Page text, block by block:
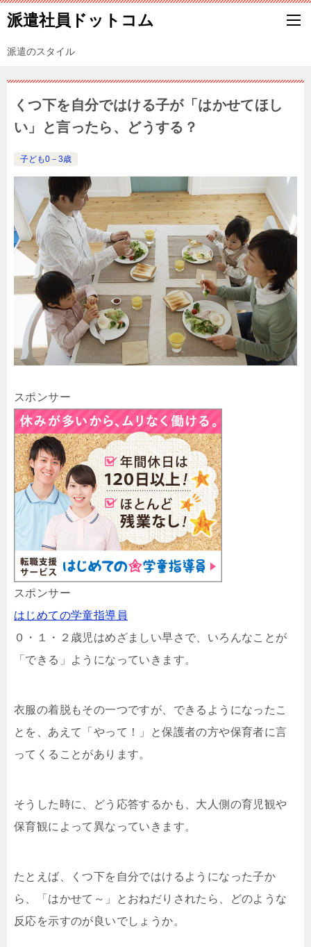
派遣社員ドットコム
派遣のスタイル
くつ下を自分ではける子が「はかせてほし
い」と言ったら、どうする？
子ども0－3歳
スポンサー
スポンサー
はじめての学童指導員
０・１・２歳児はめざましい早さで、いろんなことが
「できる」ようになっていきます。
衣服の着脱もその一つですが、できるようになったこ
とを、あえて「やって！」と保護者の方や保育者に言
ってくることがあります。
そうした時に、どう応答するかも、大人側の育児観や
保育観によって異なっていきます。
たとえば、くつ下を自分ではけるようになった子か
ら、「はかせて～」とおねだりされたら、どのような
反応を示すのが良いでしょうか。